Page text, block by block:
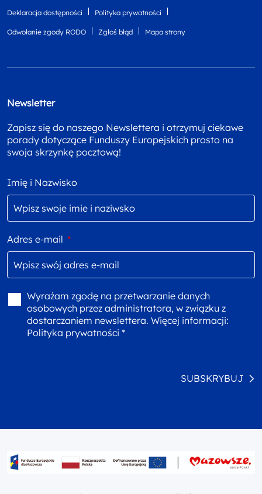
Deklaracja dostępności Polityka prywatności
Odwołanie zgody RODO Zgłoś błąd Mapa strony
Newsletter
Zapisz się do naszego Newslettera i otrzymuj ciekawe
porady dotyczące Funduszy Europejskich prosto na
swoja skrzynkę pocztową!
Imię i Nazwisko
Adres e-mail *
Wyrażam zgodę na przetwarzanie danych
osobowych przez administratora, w związku z
dostarczaniem newslettera. Więcej informacji:
Polityka prywatności *
SUBSKRYBUJ